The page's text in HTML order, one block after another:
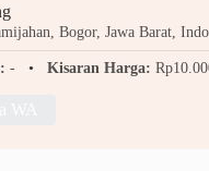
Bogor, Jawa Barat,
- Kisaran Harga: